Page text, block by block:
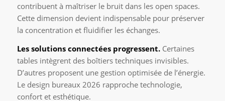
contribuent à maîtriser le bruit dans les open spaces.
Cette dimension devient indispensable pour préserver
la concentration et fluidifier les échanges.
Les solutions connectées progressent.Certaines
tables intègrent des boîtiers techniques invisibles.
D’autres proposent une gestion optimisée de l’énergie.
Le design bureaux 2026 rapproche technologie,
confort et esthétique.